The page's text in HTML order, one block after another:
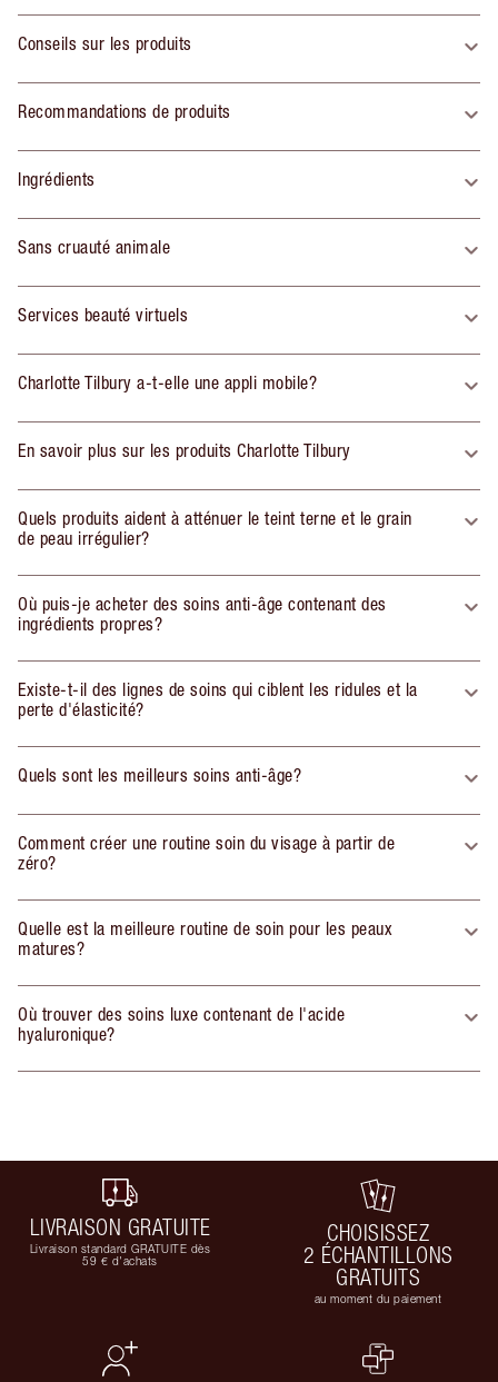
Conseils sur les produits
Recommandations de produits
Ingrédients
Sans cruauté animale
Services beauté virtuels
Charlotte Tilbury a-t-elle une appli mobile?
En savoir plus sur les produits Charlotte Tilbury
Quels produits aident à atténuer le teint terne et le grain
de peau irrégulier?
Où puis-je acheter des soins anti-âge contenant des
ingrédients propres?
Existe-t-il des lignes de soins qui ciblent les ridules et la
perte d'élasticité?
Quels sont les meilleurs soins anti-âge?
Comment créer une routine soin du visage à partir de
zéro?
Quelle est la meilleure routine de soin pour les peaux
matures?
Où trouver des soins luxe contenant de l'acide
hyaluronique?
LIVRAISON GRATUITE
Livraison standard GRATUITE dès
59 € d'achats
CHOISISSEZ
2 ÉCHANTILLONS
GRATUITS
au moment du paiement